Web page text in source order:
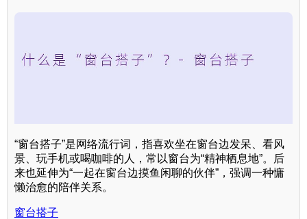
“窗台搭子”是网络流行词，指喜欢坐在窗台边发呆、看风
景、玩手机或喝咖啡的人，常以窗台为“精神栖息地”。后
来也延伸为“一起在窗台边摸鱼闲聊的伙伴”，强调一种慵
懒治愈的陪伴关系。
窗台搭子